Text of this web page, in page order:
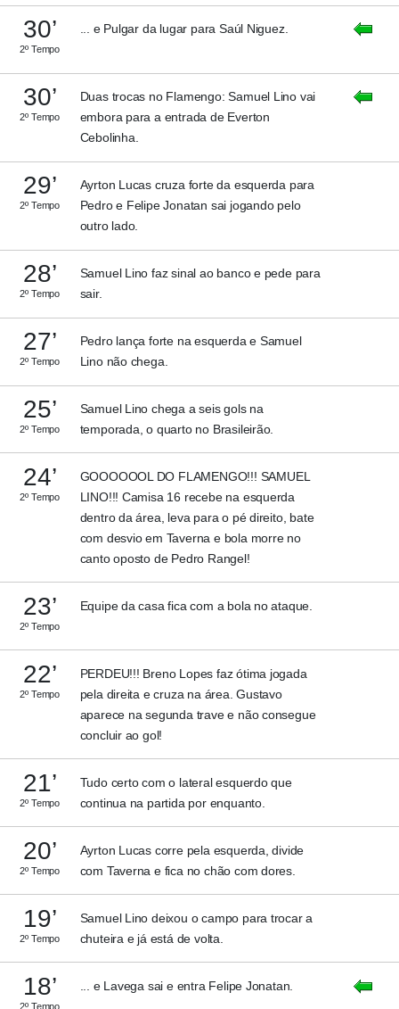
30’
2º Tempo
... e Pulgar da lugar para Saúl Niguez.
30’
2º Tempo
Duas trocas no Flamengo: Samuel Lino vai
embora para a entrada de Everton
Cebolinha.
29’
2º Tempo
Ayrton Lucas cruza forte da esquerda para
Pedro e Felipe Jonatan sai jogando pelo
outro lado.
28’
2º Tempo
Samuel Lino faz sinal ao banco e pede para
sair.
27’
2º Tempo
Pedro lança forte na esquerda e Samuel
Lino não chega.
25’
2º Tempo
Samuel Lino chega a seis gols na
temporada, o quarto no Brasileirão.
24’
2º Tempo
GOOOOOOL DO FLAMENGO!!! SAMUEL
LINO!!! Camisa 16 recebe na esquerda
dentro da área, leva para o pé direito, bate
com desvio em Taverna e bola morre no
canto oposto de Pedro Rangel!
23’
2º Tempo
Equipe da casa fica com a bola no ataque.
22’
2º Tempo
PERDEU!!! Breno Lopes faz ótima jogada
pela direita e cruza na área. Gustavo
aparece na segunda trave e não consegue
concluir ao gol!
21’
2º Tempo
Tudo certo com o lateral esquerdo que
continua na partida por enquanto.
20’
2º Tempo
Ayrton Lucas corre pela esquerda, divide
com Taverna e fica no chão com dores.
19’
2º Tempo
Samuel Lino deixou o campo para trocar a
chuteira e já está de volta.
18’
2º Tempo
... e Lavega sai e entra Felipe Jonatan.